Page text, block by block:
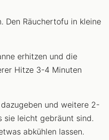
Den Räuchertofu in kleine
erhitzen und die
Hitze 3-4 Minuten
und weitere 2-
sie leicht gebräunt sind.
abkühlen lassen.